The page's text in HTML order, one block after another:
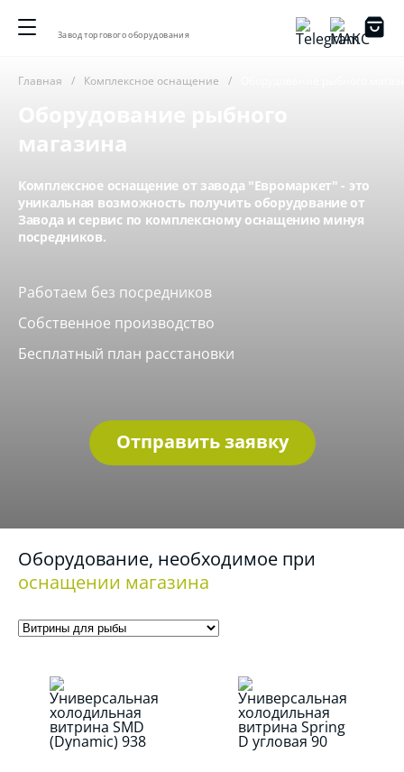
Завод торгового оборудования
Главная Комплексное оснащение
магазина
Комплексное оснащение от завода "Евромаркет" - это
уникальная возможность получить оборудование от
Завода и сервис по комплексному оснащению минуя
посредников.
Работаем без посредников
Собственное производство
Бесплатный план расстановки
Отправить заявку
Оборудование, необходимое при
оснащении магазина